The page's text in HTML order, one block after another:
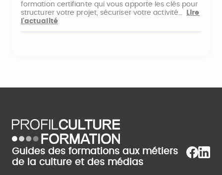
formation certifiante qui vous apporte les clés pour
structurer votre projet, sécuriser votre activité…
Lire
l'actualité
Guides des formations aux métiers
de la culture et des médias